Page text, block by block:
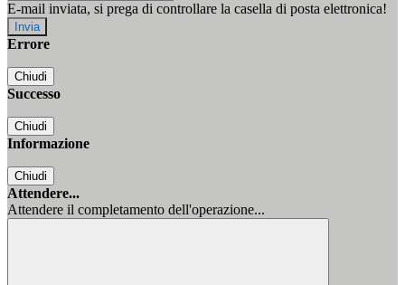
E-mail inviata, si prega di controllare la casella di posta elettronica!
Errore
Chiudi
Successo
Chiudi
Informazione
Chiudi
Attendere...
Attendere il completamento dell'operazione...